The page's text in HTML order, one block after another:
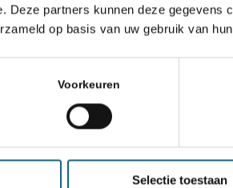
Deze partners kunnen deze gegevens
op basis van uw gebruik van
Voorkeuren
Selectie toestaan
geven”, 1 juli
Amsterdam)
aanmelden voor de